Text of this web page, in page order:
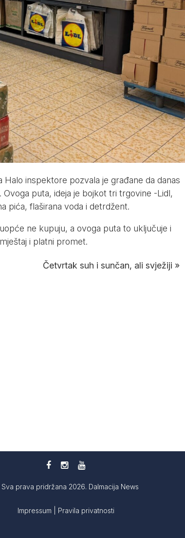
inspektore pozvala je građane da danas
puta, ideja je bojkot tri trgovine -Lidl,
pića, flaširana voda i detrdžent.
ne kupuju, a ovoga puta to uključuje i
i platni promet.
Četvrtak suh i sunčan, ali svježiji »
prava pridržana 2026. Dalmacija News
Impressum Pravila privatnosti